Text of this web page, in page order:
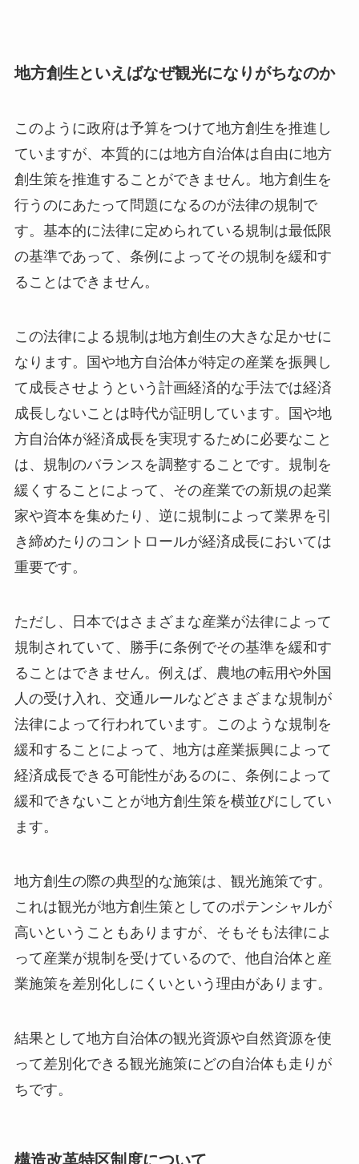
地方創生といえばなぜ観光になりがちなのか
このように政府は予算をつけて地方創生を推進し
ていますが、本質的には地方自治体は自由に地方
創生策を推進することができません。地方創生を
行うのにあたって問題になるのが法律の規制で
す。基本的に法律に定められている規制は最低限
の基準であって、条例によってその規制を緩和す
ることはできません。
この法律による規制は地方創生の大きな足かせに
なります。国や地方自治体が特定の産業を振興し
て成長させようという計画経済的な手法では経済
成長しないことは時代が証明しています。国や地
方自治体が経済成長を実現するために必要なこと
は、規制のバランスを調整することです。規制を
緩くすることによって、その産業での新規の起業
家や資本を集めたり、逆に規制によって業界を引
き締めたりのコントロールが経済成長においては
重要です。
ただし、日本ではさまざまな産業が法律によって
規制されていて、勝手に条例でその基準を緩和す
ることはできません。例えば、農地の転用や外国
人の受け入れ、交通ルールなどさまざまな規制が
法律によって行われています。このような規制を
緩和することによって、地方は産業振興によって
経済成長できる可能性があるのに、条例によって
緩和できないことが地方創生策を横並びにしてい
ます。
地方創生の際の典型的な施策は、観光施策です。
これは観光が地方創生策としてのポテンシャルが
高いということもありますが、そもそも法律によ
って産業が規制を受けているので、他自治体と産
業施策を差別化しにくいという理由があります。
結果として地方自治体の観光資源や自然資源を使
って差別化できる観光施策にどの自治体も走りが
ちです。
構造改革特区制度について